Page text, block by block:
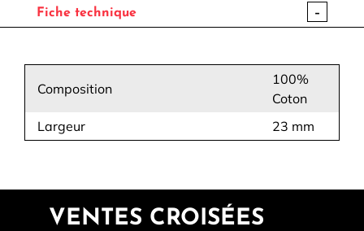
Fiche technique -
Composition
100%
Coton
Largeur
23 mm
VENTES CROISÉES